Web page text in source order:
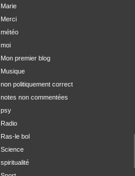
Marie
Merci
météo
moi
Mon premier blog
Musique
non politiquement correct
notes non commentées
psy
Radio
Ras-le bol
Science
spiritualité